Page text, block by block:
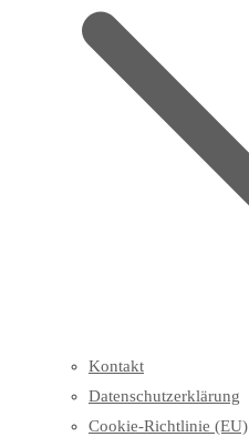
Kontakt
Datenschutzerklärung
Cookie-Richtlinie (EU)